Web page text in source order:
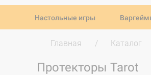
Настольные игры
Главная Каталог
Протекторы Tarot